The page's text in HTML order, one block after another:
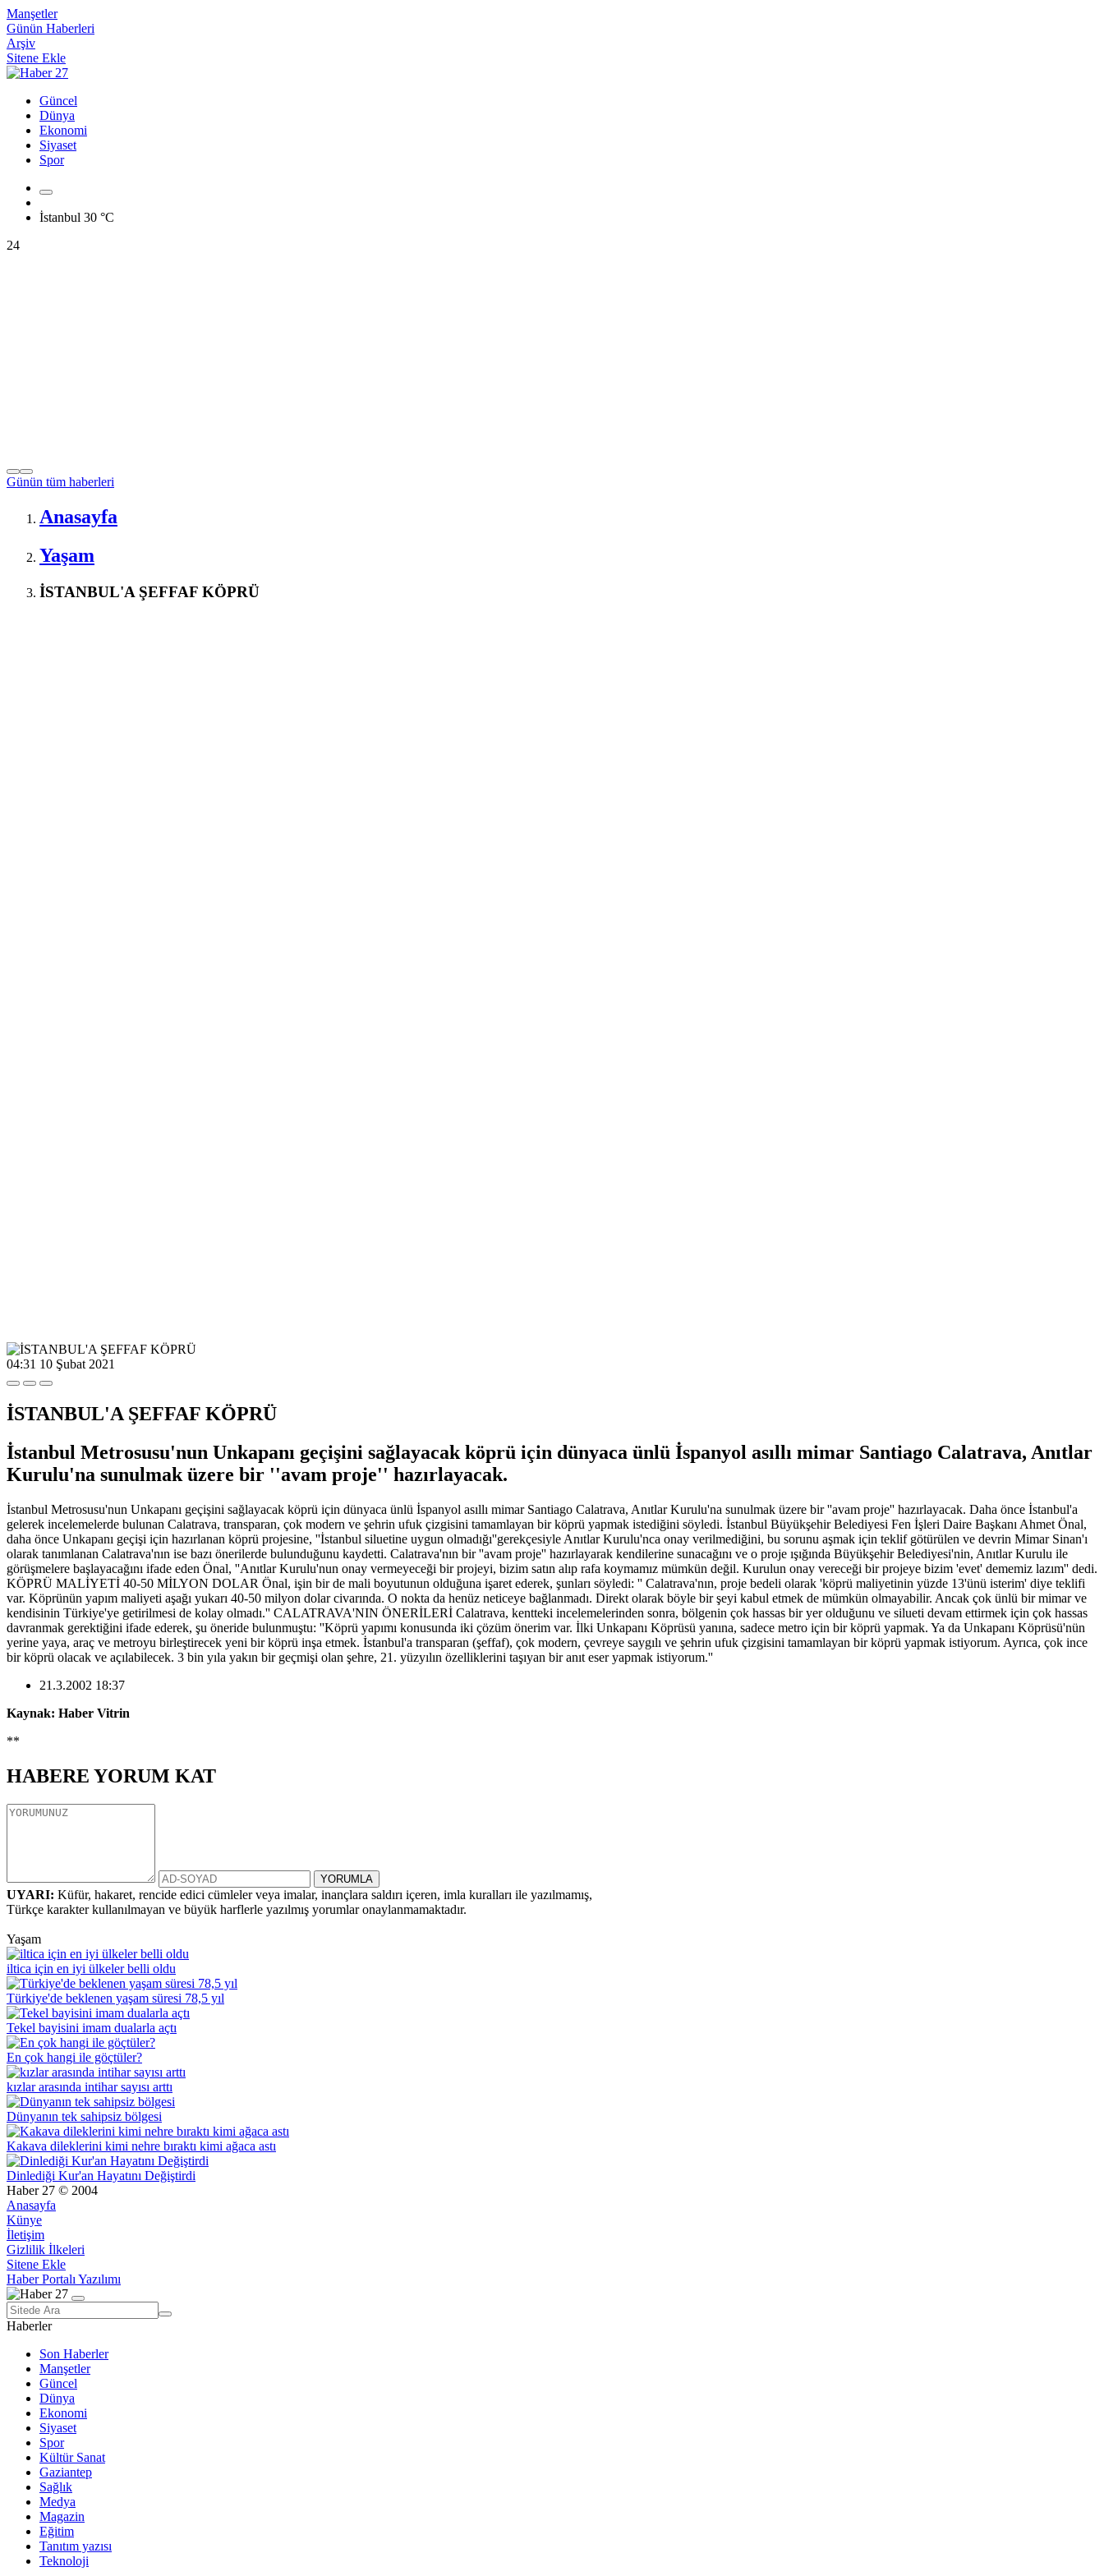
Manşetler
Günün Haberleri
Arşiv
Sitene Ekle
Güncel
Dünya
Ekonomi
Siyaset
Spor
İstanbul 30 °C
24
Günün tüm haberleri
Anasayfa
Yaşam
İSTANBUL'A ŞEFFAF KÖPRÜ
04:31 10 Şubat 2021
İSTANBUL'A ŞEFFAF KÖPRÜ
İstanbul Metrosusu'nun Unkapanı geçişini sağlayacak köprü için dünyaca ünlü İspanyol asıllı mimar Santiago Calatrava, Anıtlar
Kurulu'na sunulmak üzere bir ''avam proje'' hazırlayacak.
İstanbul Metrosusu'nun Unkapanı geçişini sağlayacak köprü için dünyaca ünlü İspanyol asıllı mimar Santiago Calatrava, Anıtlar Kurulu'na sunulmak üzere bir ''avam proje'' hazırlayacak. Daha önce İstanbul'a
gelerek incelemelerde bulunan Calatrava, transparan, çok modern ve şehrin ufuk çizgisini tamamlayan bir köprü yapmak istediğini söyledi. İstanbul Büyükşehir Belediyesi Fen İşleri Daire Başkanı Ahmet Önal,
daha önce Unkapanı geçişi için hazırlanan köprü projesine, ''İstanbul siluetine uygun olmadığı''gerekçesiyle Anıtlar Kurulu'nca onay verilmediğini, bu sorunu aşmak için teklif götürülen ve devrin Mimar Sinan'ı
olarak tanımlanan Calatrava'nın ise bazı önerilerde bulunduğunu kaydetti. Calatrava'nın bir ''avam proje'' hazırlayarak kendilerine sunacağını ve o proje ışığında Büyükşehir Belediyesi'nin, Anıtlar Kurulu ile
görüşmelere başlayacağını ifade eden Önal, ''Anıtlar Kurulu'nun onay vermeyeceği bir projeyi, bizim satın alıp rafa koymamız mümkün değil. Kurulun onay vereceği bir projeye bizim 'evet' dememiz lazım'' dedi.
KÖPRÜ MALİYETİ 40-50 MİLYON DOLAR Önal, işin bir de mali boyutunun olduğuna işaret ederek, şunları söyledi: '' Calatrava'nın, proje bedeli olarak 'köprü maliyetinin yüzde 13'ünü isterim' diye teklifi
var. Köprünün yapım maliyeti aşağı yukarı 40-50 milyon dolar civarında. O nokta da henüz neticeye bağlanmadı. Direkt olarak böyle bir şeyi kabul etmek de mümkün olmayabilir. Ancak çok ünlü bir mimar ve
kendisinin Türkiye'ye getirilmesi de kolay olmadı.'' CALATRAVA'NIN ÖNERİLERİ Calatrava, kentteki incelemelerinden sonra, bölgenin çok hassas bir yer olduğunu ve silueti devam ettirmek için çok hassas
davranmak gerektiğini ifade ederek, şu öneride bulunmuştu: ''Köprü yapımı konusunda iki çözüm önerim var. İlki Unkapanı Köprüsü yanına, sadece metro için bir köprü yapmak. Ya da Unkapanı Köprüsü'nün
yerine yaya, araç ve metroyu birleştirecek yeni bir köprü inşa etmek. İstanbul'a transparan (şeffaf), çok modern, çevreye saygılı ve şehrin ufuk çizgisini tamamlayan bir köprü yapmak istiyorum. Ayrıca, çok ince
bir köprü olacak ve açılabilecek. 3 bin yıla yakın bir geçmişi olan şehre, 21. yüzyılın özelliklerini taşıyan bir anıt eser yapmak istiyorum.''
21.3.2002 18:37
Kaynak: Haber Vitrin
**
HABERE YORUM KAT
UYARI: Küfür, hakaret, rencide edici cümleler veya imalar, inançlara saldırı içeren, imla kuralları ile yazılmamış,
Türkçe karakter kullanılmayan ve büyük harflerle yazılmış yorumlar onaylanmamaktadır.
Yaşam
iltica için en iyi ülkeler belli oldu
Türkiye'de beklenen yaşam süresi 78,5 yıl
Tekel bayisini imam dualarla açtı
En çok hangi ile göçtüler?
kızlar arasında intihar sayısı arttı
Dünyanın tek sahipsiz bölgesi
Kakava dileklerini kimi nehre bıraktı kimi ağaca astı
Dinlediği Kur'an Hayatını Değiştirdi
Haber 27 © 2004
Anasayfa
Künye
İletişim
Gizlilik İlkeleri
Sitene Ekle
Haber Portalı Yazılımı
Haberler
Son Haberler
Manşetler
Güncel
Dünya
Ekonomi
Siyaset
Spor
Kültür Sanat
Gaziantep
Sağlık
Medya
Magazin
Eğitim
Tanıtım yazısı
Teknoloji